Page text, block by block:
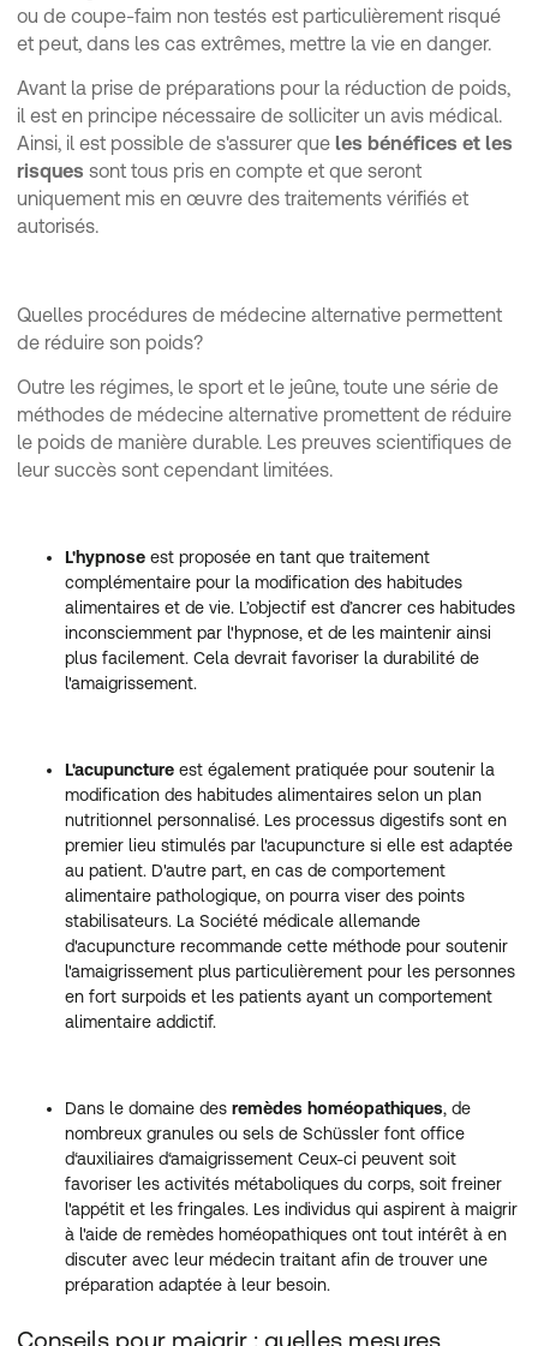
ou de coupe-faim non testés est particulièrement risqué
et peut, dans les cas extrêmes, mettre la vie en danger.
Avant la prise de préparations pour la réduction de poids,
il est en principe nécessaire de solliciter un avis médical.
Ainsi, il est possible de s'assurer que les bénéfices et les
risques sont tous pris en compte et que seront
uniquement mis en œuvre des traitements vérifiés et
autorisés.
Quelles procédures de médecine alternative permettent
de réduire son poids?
Outre les régimes, le sport et le jeûne, toute une série de
méthodes de médecine alternative promettent de réduire
le poids de manière durable. Les preuves scientifiques de
leur succès sont cependant limitées.
L'hypnose est proposée en tant que traitement
complémentaire pour la modification des habitudes
alimentaires et de vie. L’objectif est d’ancrer ces habitudes
inconsciemment par l'hypnose, et de les maintenir ainsi
plus facilement. Cela devrait favoriser la durabilité de
l'amaigrissement.
L'acupuncture est également pratiquée pour soutenir la
modification des habitudes alimentaires selon un plan
nutritionnel personnalisé. Les processus digestifs sont en
premier lieu stimulés par l'acupuncture si elle est adaptée
au patient. D'autre part, en cas de comportement
alimentaire pathologique, on pourra viser des points
stabilisateurs. La Société médicale allemande
d'acupuncture recommande cette méthode pour soutenir
l'amaigrissement plus particulièrement pour les personnes
en fort surpoids et les patients ayant un comportement
alimentaire addictif.
Dans le domaine des remèdes homéopathiques, de
nombreux granules ou sels de Schüssler font office
d‘auxiliaires d‘amaigrissement Ceux-ci peuvent soit
favoriser les activités métaboliques du corps, soit freiner
l'appétit et les fringales. Les individus qui aspirent à maigrir
à l'aide de remèdes homéopathiques ont tout intérêt à en
discuter avec leur médecin traitant afin de trouver une
préparation adaptée à leur besoin.
Conseils pour maigrir : quelles mesures